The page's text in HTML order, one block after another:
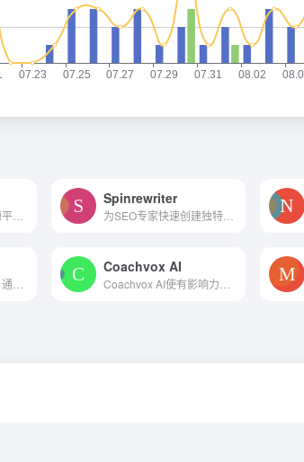
网销男鞋、运动鞋货源平台,网...
Spinrewriter
为SEO专家快速创建独特的、人性化的内容。
Coachvox AI